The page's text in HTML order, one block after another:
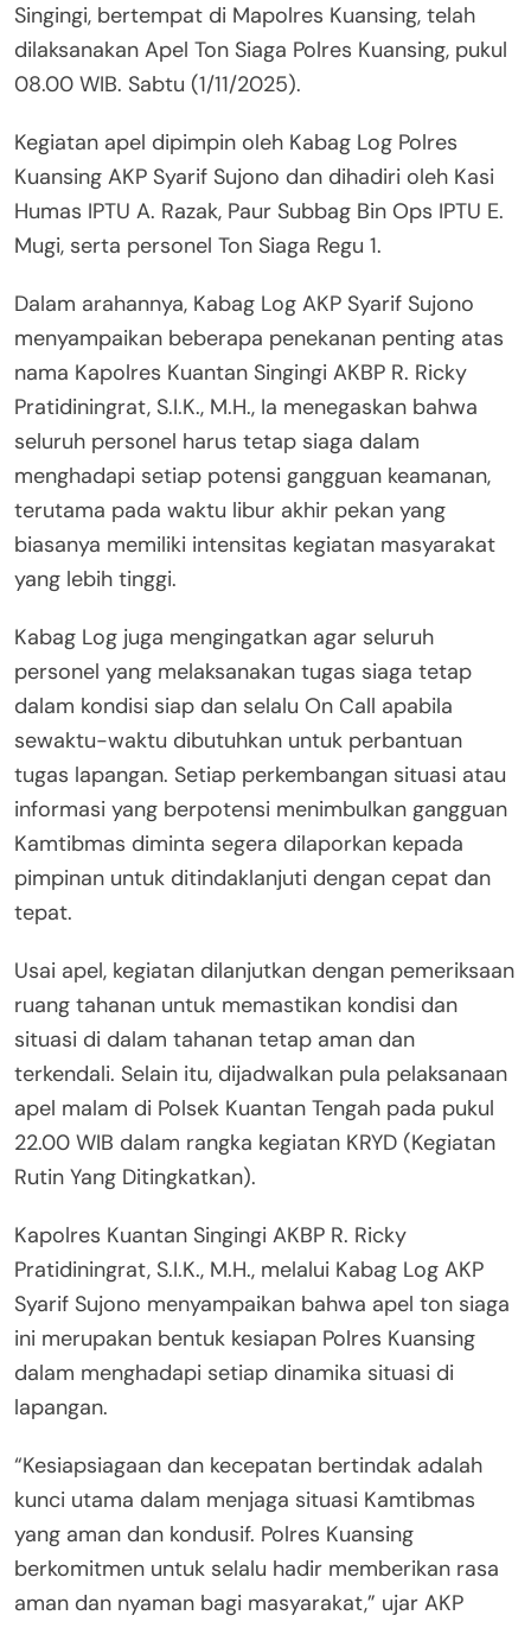
Singingi, bertempat di Mapolres Kuansing, telah
dilaksanakan Apel Ton Siaga Polres Kuansing, pukul
08.00 WIB. Sabtu (1/11/2025).
Kegiatan apel dipimpin oleh Kabag Log Polres
Kuansing AKP Syarif Sujono dan dihadiri oleh Kasi
Humas IPTU A. Razak, Paur Subbag Bin Ops IPTU E.
Mugi, serta personel Ton Siaga Regu 1.
Dalam arahannya, Kabag Log AKP Syarif Sujono
menyampaikan beberapa penekanan penting atas
nama Kapolres Kuantan Singingi AKBP R. Ricky
Pratidiningrat, S.I.K., M.H., Ia menegaskan bahwa
seluruh personel harus tetap siaga dalam
menghadapi setiap potensi gangguan keamanan,
terutama pada waktu libur akhir pekan yang
biasanya memiliki intensitas kegiatan masyarakat
yang lebih tinggi.
Kabag Log juga mengingatkan agar seluruh
personel yang melaksanakan tugas siaga tetap
dalam kondisi siap dan selalu On Call apabila
sewaktu-waktu dibutuhkan untuk perbantuan
tugas lapangan. Setiap perkembangan situasi atau
informasi yang berpotensi menimbulkan gangguan
Kamtibmas diminta segera dilaporkan kepada
pimpinan untuk ditindaklanjuti dengan cepat dan
tepat.
Usai apel, kegiatan dilanjutkan dengan pemeriksaan
ruang tahanan untuk memastikan kondisi dan
situasi di dalam tahanan tetap aman dan
terkendali. Selain itu, dijadwalkan pula pelaksanaan
apel malam di Polsek Kuantan Tengah pada pukul
22.00 WIB dalam rangka kegiatan KRYD (Kegiatan
Rutin Yang Ditingkatkan).
Kapolres Kuantan Singingi AKBP R. Ricky
Pratidiningrat, S.I.K., M.H., melalui Kabag Log AKP
Syarif Sujono menyampaikan bahwa apel ton siaga
ini merupakan bentuk kesiapan Polres Kuansing
dalam menghadapi setiap dinamika situasi di
lapangan.
“Kesiapsiagaan dan kecepatan bertindak adalah
kunci utama dalam menjaga situasi Kamtibmas
yang aman dan kondusif. Polres Kuansing
berkomitmen untuk selalu hadir memberikan rasa
aman dan nyaman bagi masyarakat,” ujar AKP